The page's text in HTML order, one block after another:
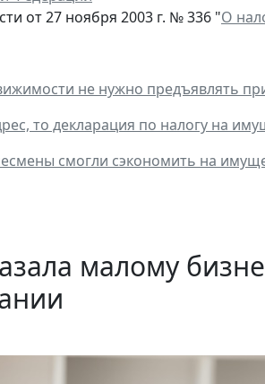
от 27 ноября 2003 г. № 336 "О
не нужно предъявлять
то декларация по налогу на
смогли сэкономить на
малому